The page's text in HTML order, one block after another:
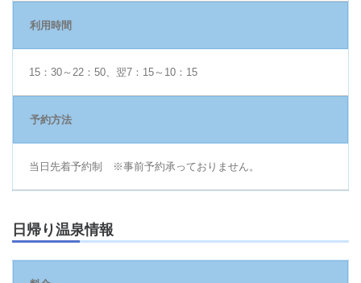
利用時間
15：30～22：50、翌7：15～10：15
予約方法
当日先着予約制 ※事前予約承っておりません。
日帰り温泉情報